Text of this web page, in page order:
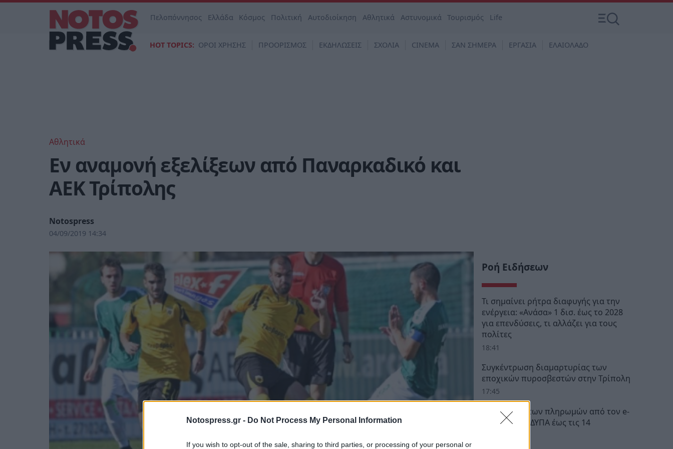
Notospress.gr - Do Not Process My Personal Information
If you wish to opt-out of the sale, sharing to third parties, or processing of your personal or
Πελοπόννησος Ελλάδα Κόσμος Πολιτική Αυτοδιοίκηση Αθλητικά Αστυνομικά Τουρισμός Life
HOT TOPICS: ΟΡΟΙ ΧΡΗΣΗΣ ΠΡΟΟΡΙΣΜΟΣ ΕΚΔΗΛΩΣΕΙΣ ΣΧΟΛΙΑ CINEMA ΣΑΝ ΣΗΜΕΡΑ ΕΡΓΑΣΙΑ ΕΛΑΙΟΛΑΔΟ
Αθλητικά
Εν αναμονή εξελίξεων από Παναρκαδικό και
ΑΕΚ Τρίπολης
Notospress
04/09/2019 14:34
Ροή Ειδήσεων
Τι σημαίνει ρήτρα διαφυγής για την
ενέργεια: «Ανάσα» 1 δισ. έως το 2028
για επενδύσεις, τι αλλάζει για τους
πολίτες
18:41
Συγκέντρωση διαμαρτυρίας των
εποχικών πυροσβεστών στην Τρίπολη
17:45
Ο «χάρτης» των πληρωμών από τον e-
ΕΦΚΑ και τη ΔΥΠΑ έως τις 14